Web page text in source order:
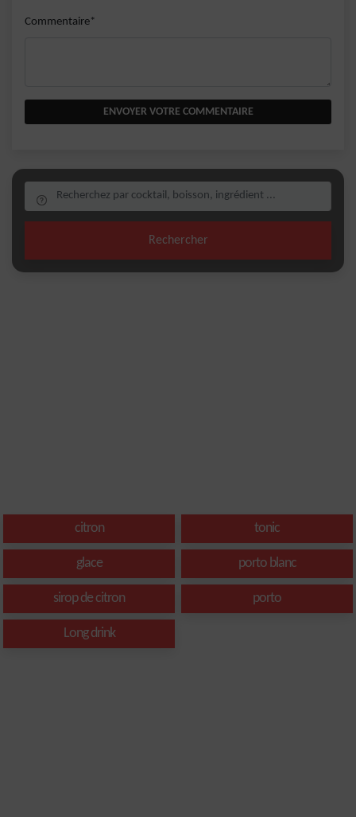
Commentaire*
ENVOYER VOTRE COMMENTAIRE
Rechercher
citron tonic
glace porto blanc
sirop de citron porto
Long drink